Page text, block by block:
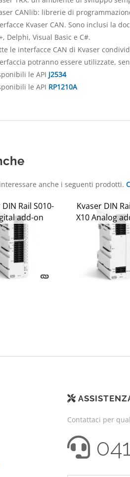
CANlib: librerie di
Kvaser CAN. Sono inclusi la
Delphi, Visual Basic e C#.
le interfacce CAN di Kvaser
potranno essere utilizzate,
le API J2534
le API RP1210A
anche i seguenti prodotti.
Rail S010-
add-on
Kvaser DIN
X10 Analog
Contattaci per